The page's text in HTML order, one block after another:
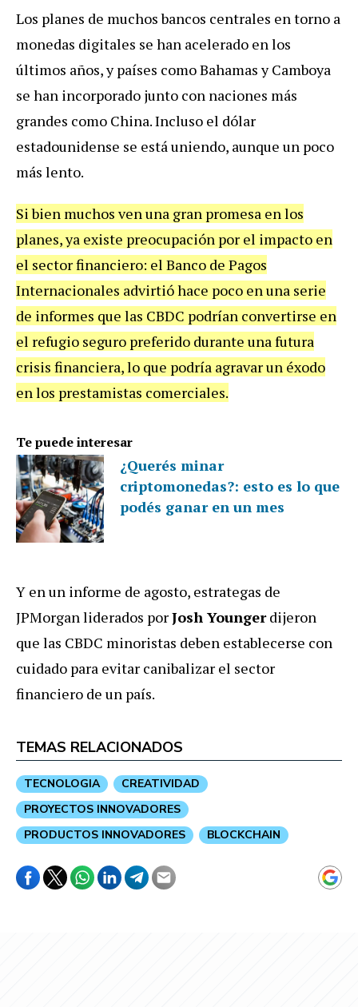
Los planes de muchos bancos centrales en torno a
monedas digitales se han acelerado en los
últimos años, y países como Bahamas y Camboya
se han incorporado junto con naciones más
grandes como China. Incluso el dólar
estadounidense se está uniendo, aunque un poco
más lento.
Si bien muchos ven una gran promesa en los
planes, ya existe preocupación por el impacto en
el sector financiero: el Banco de Pagos
Internacionales advirtió hace poco en una serie
de informes que las CBDC podrían convertirse en
el refugio seguro preferido durante una futura
crisis financiera, lo que podría agravar un éxodo
en los prestamistas comerciales.
Te puede interesar
¿Querés minar
criptomonedas?: esto es lo que
podés ganar en un mes
Y en un informe de agosto, estrategas de
JPMorgan liderados porJosh Youngerdijeron
que las CBDC minoristas deben establecerse con
cuidado para evitar canibalizar el sector
financiero de un país.
TEMAS RELACIONADOS
TECNOLOGIA
CREATIVIDAD
PROYECTOS INNOVADORES
PRODUCTOS INNOVADORES
BLOCKCHAIN